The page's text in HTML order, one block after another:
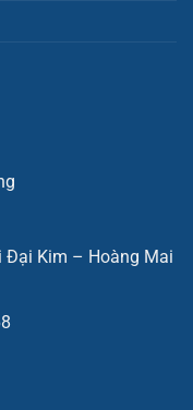
Đại Kim – Hoàng Mai